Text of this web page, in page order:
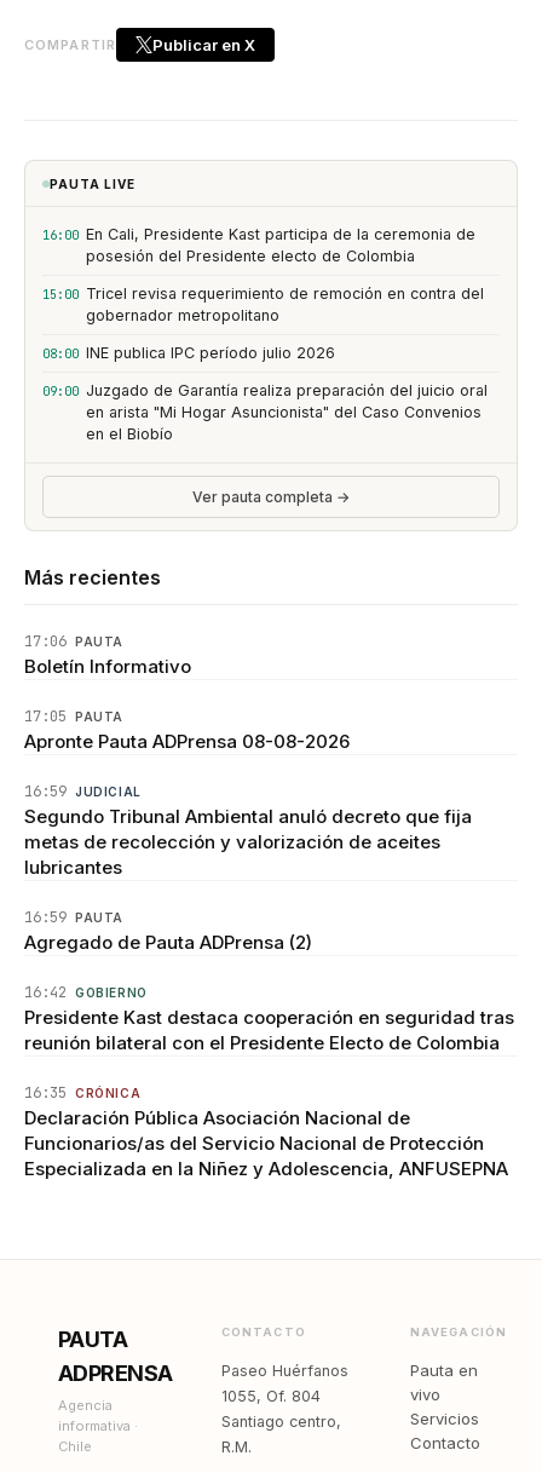
COMPARTIR Publicar en X
PAUTA LIVE
16:00 En Cali, Presidente Kast participa de la ceremonia de
posesión del Presidente electo de Colombia
15:00 Tricel revisa requerimiento de remoción en contra del
gobernador metropolitano
08:00 INE publica IPC período julio 2026
09:00 Juzgado de Garantía realiza preparación del juicio oral
en arista "Mi Hogar Asuncionista" del Caso Convenios
en el Biobío
Ver pauta completa →
Más recientes
17:06 PAUTA
Boletín Informativo
17:05 PAUTA
Apronte Pauta ADPrensa 08-08-2026
16:59 JUDICIAL
Segundo Tribunal Ambiental anuló decreto que fija
metas de recolección y valorización de aceites
lubricantes
16:59 PAUTA
Agregado de Pauta ADPrensa (2)
16:42 GOBIERNO
Presidente Kast destaca cooperación en seguridad tras
reunión bilateral con el Presidente Electo de Colombia
16:35 CRÓNICA
Declaración Pública Asociación Nacional de
Funcionarios/as del Servicio Nacional de Protección
Especializada en la Niñez y Adolescencia, ANFUSEPNA
PAUTA
ADPRENSA
Agencia
informativa ·
Chile
CONTACTO
Paseo Huérfanos
1055, Of. 804
Santiago centro,
R.M.
NAVEGACIÓN
Pauta en
vivo
Servicios
Contacto